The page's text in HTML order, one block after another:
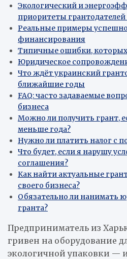
Экологический и
приоритеты грантодателей
Реальные примеры
финансирования
Типичные ошибки, которых
Юридическое
Что ждёт украинский
ближайшие годы
FAQ: часто задаваемые
бизнеса
Можно ли получить грант,
меньше года?
Нужно ли платить налог с
Что будет, если я нарушу
соглашения?
Как найти актуальные
своего бизнеса?
Обязательно ли нанимать
гранта?
Предприниматель из
гривен на оборудование
экологичной упаковки —